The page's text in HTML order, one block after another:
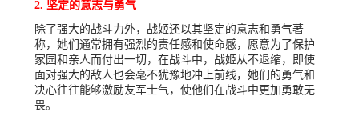
2. 坚定的意志与勇气
除了强大的战斗力外，战姬还以其坚定的意志和勇气著
称，她们通常拥有强烈的责任感和使命感，愿意为了保护
家园和亲人而付出一切，在战斗中，战姬从不退缩，即使
面对强大的敌人也会毫不犹豫地冲上前线，她们的勇气和
决心往往能够激励友军士气，使他们在战斗中更加勇敢无
畏。